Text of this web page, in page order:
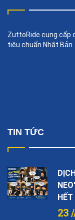
ZuttoRide cung cấp
tiêu chuẩn Nhật
TIN TỨC
HẾT
23